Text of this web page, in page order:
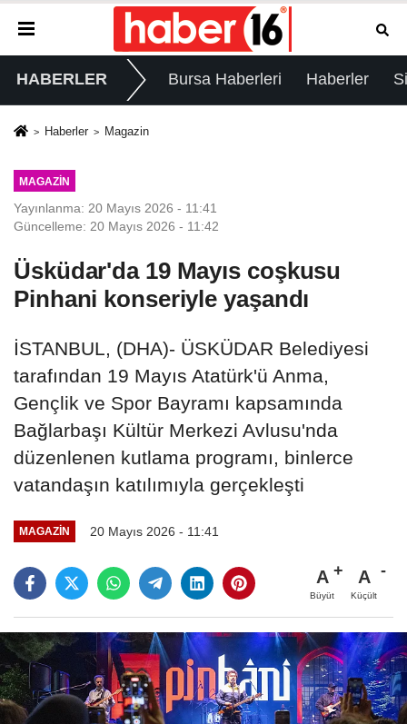
HABERLER Bursa Haberleri Haberler
Haberler Magazin
MAGAZIN
Yayınlanma: 20 Mayıs 2026 - 11:41
Güncelleme: 20 Mayıs 2026 - 11:42
Üsküdar'da 19 Mayıs coşkusu
Pinhani konseriyle yaşandı
İSTANBUL, (DHA)- ÜSKÜDAR Belediyesi
tarafından 19 Mayıs Atatürk'ü Anma,
Gençlik ve Spor Bayramı kapsamında
Bağlarbaşı Kültür Merkezi Avlusu'nda
düzenlenen kutlama programı, binlerce
vatandaşın katılımıyla gerçekleşti
MAGAZIN 20 Mayıs 2026 - 11:41
A
Büyüt
A
Küçült